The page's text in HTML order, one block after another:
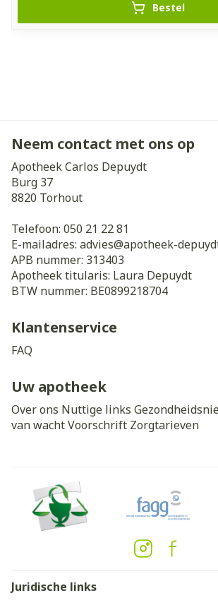
Bestel
Neem contact met ons op
Apotheek Carlos Depuydt
Burg 37
8820 Torhout
Telefoon: 050 21 22 81
E-mailadres: advies@apotheek-
APB nummer: 313403
Apotheek titularis: Laura Depuydt
BTW nummer: BE0899218704
Klantenservice
FAQ
Uw apotheek
Over ons Nuttige links
van wachtVoorschrift Zorgtarieven
Juridische links